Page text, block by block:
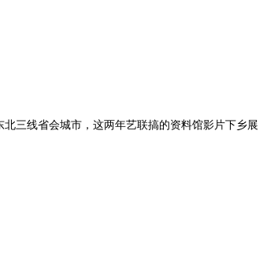
三线省会城市，这两年艺联搞的资料馆影片下乡展